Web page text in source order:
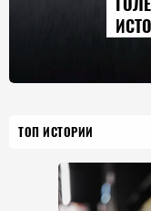
ТОП ИСТОРИИ